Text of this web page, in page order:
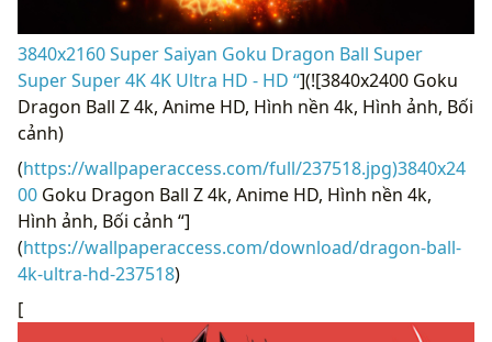
3840x2160 Super Saiyan Goku Dragon Ball Super
Super Super 4K 4K Ultra HD - HD “](![3840x2400 Goku
Dragon Ball Z 4k, Anime HD, Hình nền 4k, Hình ảnh, Bối
cảnh)
(https://wallpaperaccess.com/full/237518.jpg)3840x24
00 Goku Dragon Ball Z 4k, Anime HD, Hình nền 4k,
Hình ảnh, Bối cảnh “]
(https://wallpaperaccess.com/download/dragon-ball-
4k-ultra-hd-237518)
[